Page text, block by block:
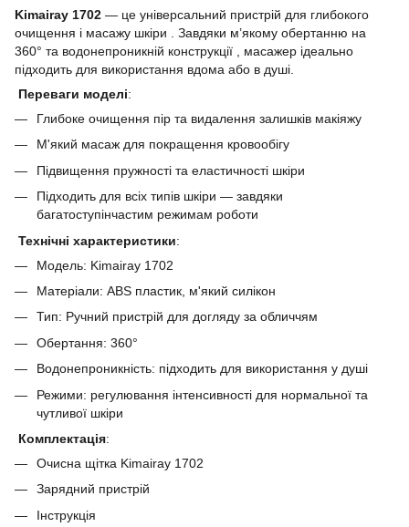
Kimairay 1702 — це універсальний пристрій для глибокого
очищення і масажу шкіри . Завдяки м’якому обертанню на
360° та водонепроникній конструкції , масажер ідеально
підходить для використання вдома або в душі.
Переваги моделі:
Глибоке очищення пір та видалення залишків макіяжу
М'який масаж для покращення кровообігу
Підвищення пружності та еластичності шкіри
Підходить для всіх типів шкіри — завдяки
багатоступінчастим режимам роботи
Технічні характеристики:
Модель: Kimairay 1702
Матеріали: ABS пластик, м'який силікон
Тип: Ручний пристрій для догляду за обличчям
Обертання: 360°
Водонепроникність: підходить для використання у душі
Режими: регулювання інтенсивності для нормальної та
чутливої шкіри
Комплектація:
Очисна щітка Kimairay 1702
Зарядний пристрій
Інструкція